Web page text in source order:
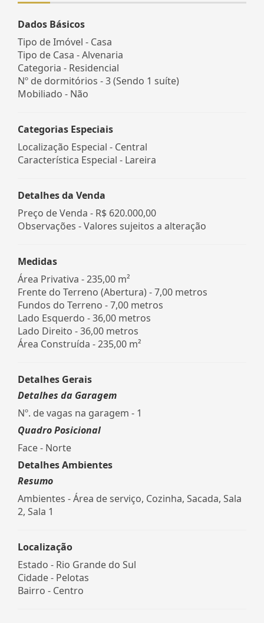
Dados Básicos
Tipo de Imóvel - Casa
Tipo de Casa - Alvenaria
Categoria - Residencial
Nº de dormitórios - 3 (Sendo 1 suíte)
Mobiliado - Não
Categorias Especiais
Localização Especial - Central
Característica Especial - Lareira
Detalhes da Venda
Preço de Venda - R$ 620.000,00
Observações - Valores sujeitos a alteração
Medidas
Área Privativa - 235,00 m²
Frente do Terreno (Abertura) - 7,00 metros
Fundos do Terreno - 7,00 metros
Lado Esquerdo - 36,00 metros
Lado Direito - 36,00 metros
Área Construída - 235,00 m²
Detalhes Gerais
Detalhes da Garagem
Nº. de vagas na garagem - 1
Quadro Posicional
Face - Norte
Detalhes Ambientes
Resumo
Ambientes - Área de serviço, Cozinha, Sacada, Sala
2, Sala 1
Localização
Estado - Rio Grande do Sul
Cidade - Pelotas
Bairro - Centro